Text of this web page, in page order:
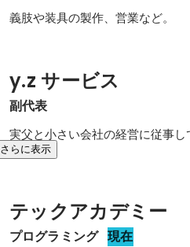
義肢や装具の製作、営業など。
y.z サービス
副代表
実父と小さい会社の経営に従事し
さらに表示
テックアカデミー
プログラミング 現在